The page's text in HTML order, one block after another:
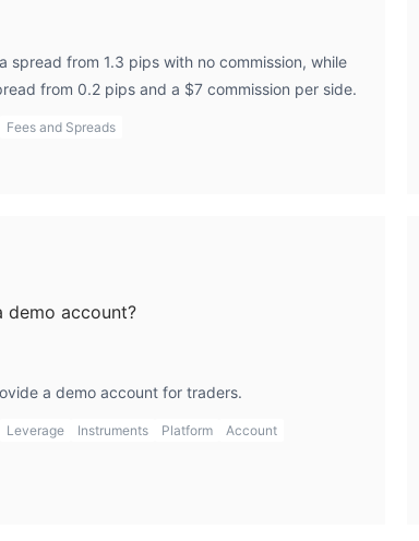
ได้บ้าง?
มือทางการเงินที่หลากหลายในตลาดหลักหลายแห่ง นายหน้าอนุ
กุลเงินเอ็กโซติกที่เลือกได้ ผ่านแพลตฟอร์มที่มีให้บริการ นอกจ
ละเงิน ซึ่งมักใช้เพื่อการป้องกันความเสี่ยงหรือกระจายความเ
ลักขึ้นอยู่กับความพร้อมของแพลตฟอร์ม สินค้าโภคภัณฑ์ รวมถึง
ำเสนอช่วยให้ผู้ใช้สามารถเข้าถึงหลายประเภทสินทรัพย์ผ่านส
า เช่น การตั้งค่าการใช้เลเวอเรจ ขนาดคำสั่งซื้อขั้นต่ำ และข้อ
หลายแบบเพื่อตอบสนองความต้องการในการซื้อขายที่แตกต่
ะ Cent accounts แต่ละประเภทบัญชีมาพร้อมกับคุณสมบัติกา
บสเปรดเริ่มต้นที่ 1.5 pip สำหรับบัญชี Standard และ 0.8 pip
บรูปแบบสเปรดแบบดั้งเดิม ในขณะที่บัญชี Raw เหมาะสำหรับผู้
spread from 1.3 pips with no commission, while
from 0.2 pips and a $7 commission per side.
Fees and Spreads
demo account?
a demo account for traders.
Leverage Instruments Platform Account